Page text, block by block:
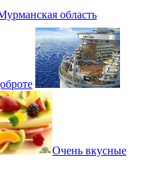
область
Очень вкусные